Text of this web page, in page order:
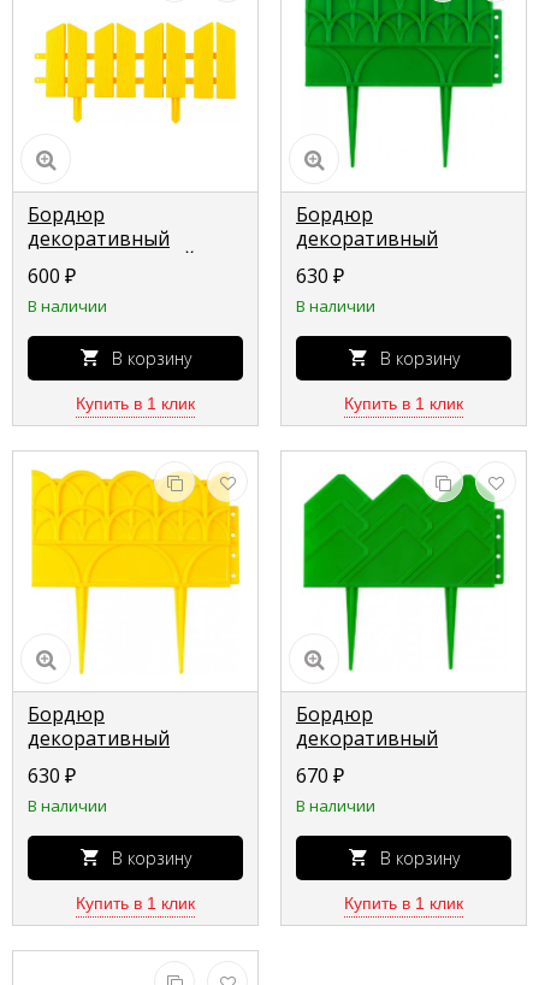
Бордюр
декоративный
GRINDA "ЛЕТНИЙ
САД", 16х300 см,
желтый 422225-Y
600 ₽
В наличии
В корзину
Купить в 1 клик
Бордюр
декоративный
GRINDA для
цветников, 14х310 см,
зеленый 422223-G
630 ₽
В наличии
В корзину
Купить в 1 клик
Бордюр
декоративный
GRINDA для
цветников, 14х310 см,
желтый 422223-Y
630 ₽
В наличии
В корзину
Купить в 1 клик
Бордюр
декоративный
GRINDA для клумб,
14х310 см, зеленый
422221-G
670 ₽
В наличии
В корзину
Купить в 1 клик